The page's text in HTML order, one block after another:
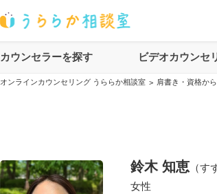
カウンセラーを探す ビデオカウンセ
オンラインカウンセリング うららか相談室 > 肩書き・資格か
鈴木 知恵 （す
女性